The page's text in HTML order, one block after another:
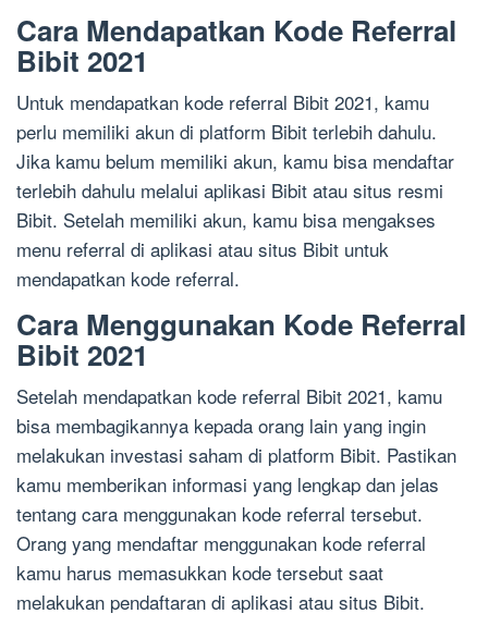
Cara Mendapatkan Kode Referral
Bibit 2021
Untuk mendapatkan kode referral Bibit 2021, kamu
perlu memiliki akun di platform Bibit terlebih dahulu.
Jika kamu belum memiliki akun, kamu bisa mendaftar
terlebih dahulu melalui aplikasi Bibit atau situs resmi
Bibit. Setelah memiliki akun, kamu bisa mengakses
menu referral di aplikasi atau situs Bibit untuk
mendapatkan kode referral.
Cara Menggunakan Kode Referral
Bibit 2021
Setelah mendapatkan kode referral Bibit 2021, kamu
bisa membagikannya kepada orang lain yang ingin
melakukan investasi saham di platform Bibit. Pastikan
kamu memberikan informasi yang lengkap dan jelas
tentang cara menggunakan kode referral tersebut.
Orang yang mendaftar menggunakan kode referral
kamu harus memasukkan kode tersebut saat
melakukan pendaftaran di aplikasi atau situs Bibit.